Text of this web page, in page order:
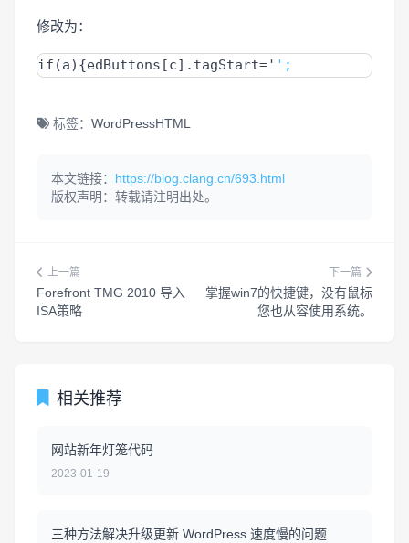
修改为：
if(a){edButtons[c].tagStart=' ';
标签： WordPressHTML
本文链接： https://blog.clang.cn/693.html
版权声明：转载请注明出处。
上一篇
Forefront TMG 2010 导入
ISA策略
下一篇
掌握win7的快捷键，没有鼠标
您也从容使用系统。
相关推荐
网站新年灯笼代码
2023-01-19
三种方法解决升级更新 WordPress 速度慢的问题